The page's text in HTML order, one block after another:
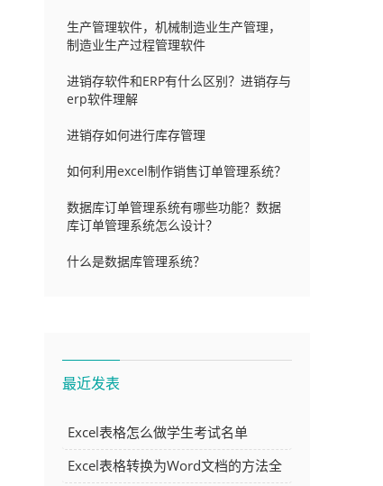
生产管理软件，机械制造业生产管理，
制造业生产过程管理软件
进销存软件和ERP有什么区别？进销存与
erp软件理解
进销存如何进行库存管理
如何利用excel制作销售订单管理系统？
数据库订单管理系统有哪些功能？数据
库订单管理系统怎么设计？
什么是数据库管理系统？
最近发表
Excel表格怎么做学生考试名单
Excel表格转换为Word文档的方法全